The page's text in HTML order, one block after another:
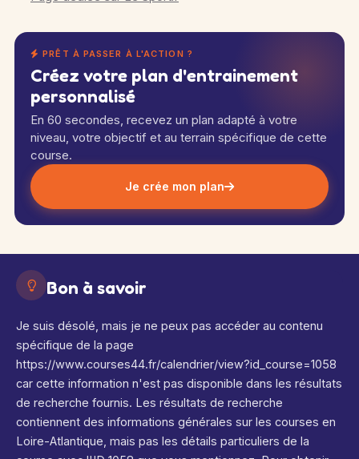
PRÊT À PASSER À L'ACTION ?
Créez votre plan d'entrainement
personnalisé
En 60 secondes, recevez un plan adapté à votre
niveau, votre objectif et au terrain spécifique de cette
course.
Je crée mon plan
Bon à savoir
Je suis désolé, mais je ne peux pas accéder au contenu
spécifique de la page
https://www.courses44.fr/calendrier/view?id_course=1058
car cette information n'est pas disponible dans les résultats
de recherche fournis. Les résultats de recherche
contiennent des informations générales sur les courses en
Loire-Atlantique, mais pas les détails particuliers de la